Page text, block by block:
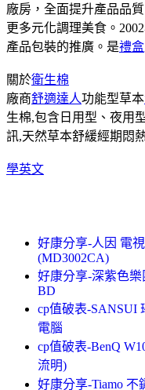
廠房，全面提升產品品
更多元化調理美食。
產品包裝的推廣。是禮盒
關於衛生棉
廠商舒適達人功能型草本
生棉,包含日用型、夜用
訊,天然草本舒緩經期悶
學英文
好康分享-人因 電
(MD3002CA)
好康分享-深紫色樂
BD
cp值破表-SANSUI
電腦
cp值破表-BenQ
流明)
好康分享-Tiamo